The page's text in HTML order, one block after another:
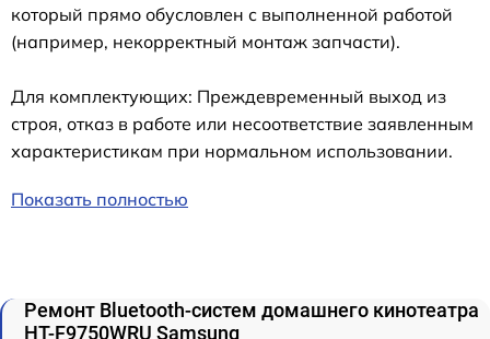
который прямо обусловлен с выполненной работой
(например, некорректный монтаж запчасти).
Для комплектующих: Преждевременный выход из
строя, отказ в работе или несоответствие заявленным
характеристикам при нормальном использовании.
Показать полностью
Ремонт Bluetooth-систем домашнего кинотеатра
HT-F9750WRU Samsung